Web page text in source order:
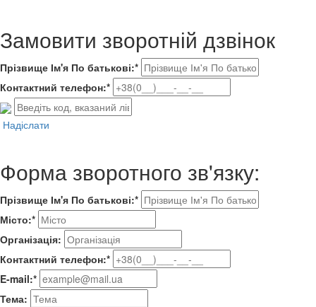
Замовити зворотній дзвінок
Прізвище Ім'я По батькові:*
Контактний телефон:*
Надіслати
Форма зворотного зв'язку:
Прізвище Ім'я По батькові:*
Місто:*
Організація:
Контактний телефон:*
E-mail:*
Тема: